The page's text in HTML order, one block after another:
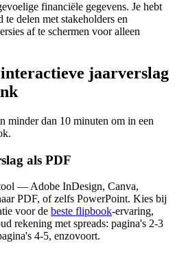
financiële gegevens. Je hebt
te delen met stakeholders en
af te schermen voor alleen
jaarverslag
minder dan 10 minuten om in een
als PDF
— Adobe InDesign, Canva,
PDF, of zelfs PowerPoint. Kies bij
voor de beste flipbook-ervaring,
rekening met spreads: pagina's 2-3
4-5, enzovoort.